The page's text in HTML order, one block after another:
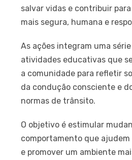
salvar vidas e contribuir
mais segura, humana e
As ações integram uma
atividades educativas que
a comunidade para refletir
da condução consciente e
normas de trânsito.
O objetivo é estimular
comportamento que
e promover um ambiente